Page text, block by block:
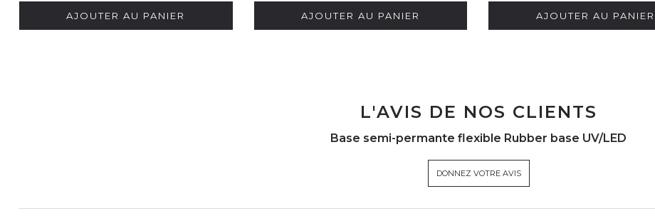
AJOUTER AU PANIER AJOUTER AU PANIER AJOUTER AU PANIER
L'AVIS DE NOS CLIENTS
Base semi-permante flexible Rubber base UV/LED
DONNEZ VOTRE AVIS